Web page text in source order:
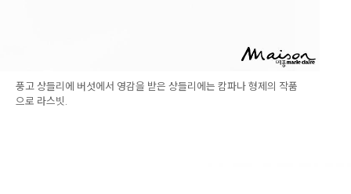
풍고 샹들리에 버섯에서 영감을 받은 샹들리에는 캄파나 형제의 작품
으로 라스빗.